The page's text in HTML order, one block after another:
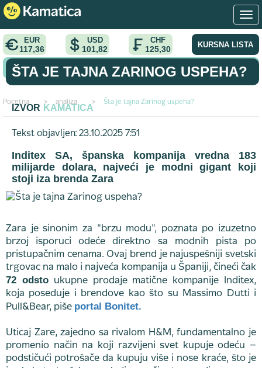
EUR
117,36
USD
101,82
CHF
125,30 KURSNA LISTA
KONVERTOR VALUTA
Početna > analiza > Šta je tajna Zarinog uspeha?
ŠTA JE TAJNA ZARINOG USPEHA?
IZVOR KAMATICA
Tekst objavljen: 23.10.2025 7:51
Inditex SA, španska kompanija vredna 183
milijarde dolara, najveći je modni gigant koji
stoji iza brenda Zara
Zara je sinonim za "brzu modu", poznata po izuzetno
brzoj isporuci odeće direktno sa modnih pista po
pristupačnim cenama. Ovaj brend je najuspešniji svetski
trgovac na malo i najveća kompanija u Španiji, čineći čak
72 odstoukupne prodaje matične kompanije Inditex,
koja poseduje i brendove kao što su Massimo Dutti i
Pull&Bear, piše portal Bonitet.
Uticaj Zare, zajedno sa rivalom H&M, fundamentalno je
promenio način na koji razvijeni svet kupuje odeću –
podstičući potrošače da kupuju više i nose kraće, što je